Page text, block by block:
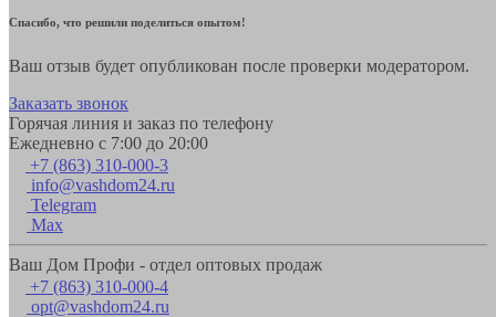
Спасибо, что решили поделиться опытом!
Ваш отзыв будет опубликован после проверки модератором.
Заказать звонок
Горячая линия и заказ по телефону
Ежедневно с 7:00 до 20:00
+7 (863) 310-000-3
info@vashdom24.ru
Telegram
Max
Ваш Дом Профи - отдел оптовых продаж
+7 (863) 310-000-4
opt@vashdom24.ru